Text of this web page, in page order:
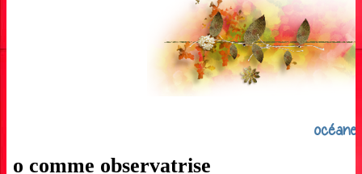
océane
o comme observatrise